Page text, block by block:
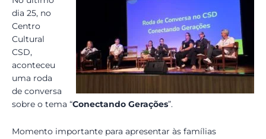
dia 25, no
Centro
Cultural
CSD,
aconteceu
uma roda
de conversa
sobre o tema “Conectando Gerações”.
Momento importante para apresentar às famílias